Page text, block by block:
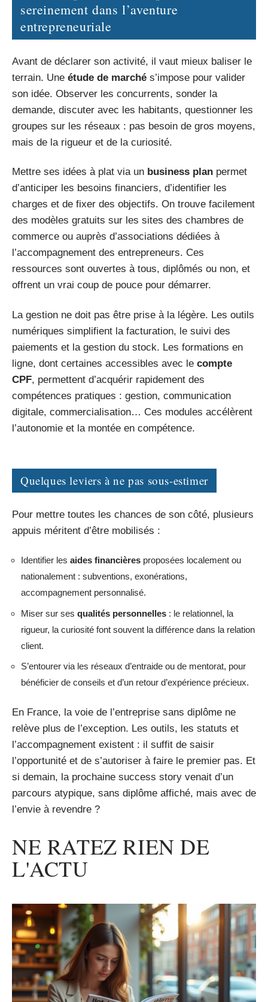
sereinement dans l’aventure
entrepreneuriale
Avant de déclarer son activité, il vaut mieux baliser le
terrain. Une étude de marché s’impose pour valider
son idée. Observer les concurrents, sonder la
demande, discuter avec les habitants, questionner les
groupes sur les réseaux : pas besoin de gros moyens,
mais de la rigueur et de la curiosité.
Mettre ses idées à plat via un business plan permet
d’anticiper les besoins financiers, d’identifier les
charges et de fixer des objectifs. On trouve facilement
des modèles gratuits sur les sites des chambres de
commerce ou auprès d’associations dédiées à
l’accompagnement des entrepreneurs. Ces
ressources sont ouvertes à tous, diplômés ou non, et
offrent un vrai coup de pouce pour démarrer.
La gestion ne doit pas être prise à la légère. Les outils
numériques simplifient la facturation, le suivi des
paiements et la gestion du stock. Les formations en
ligne, dont certaines accessibles avec le compte
CPF, permettent d’acquérir rapidement des
compétences pratiques : gestion, communication
digitale, commercialisation… Ces modules accélèrent
l’autonomie et la montée en compétence.
Quelques leviers à ne pas sous-estimer
Pour mettre toutes les chances de son côté, plusieurs
appuis méritent d’être mobilisés :
Identifier les aides financières proposées localement ou
nationalement : subventions, exonérations,
accompagnement personnalisé.
Miser sur ses qualités personnelles : le relationnel, la
rigueur, la curiosité font souvent la différence dans la relation
client.
S’entourer via les réseaux d’entraide ou de mentorat, pour
bénéficier de conseils et d’un retour d’expérience précieux.
En France, la voie de l’entreprise sans diplôme ne
relève plus de l’exception. Les outils, les statuts et
l’accompagnement existent : il suffit de saisir
l’opportunité et de s’autoriser à faire le premier pas. Et
si demain, la prochaine success story venait d’un
parcours atypique, sans diplôme affiché, mais avec de
l’envie à revendre ?
NE RATEZ RIEN DE
L'ACTU